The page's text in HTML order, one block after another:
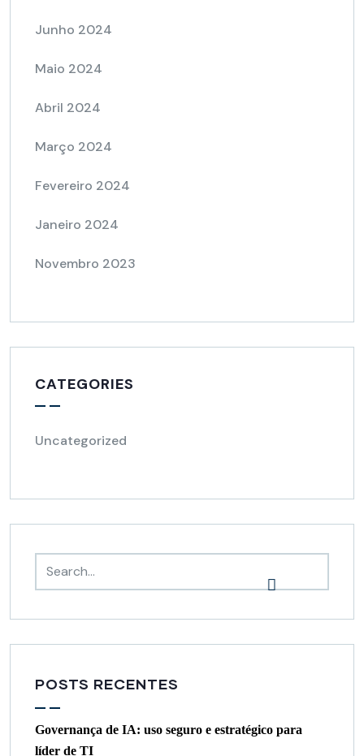
Junho 2024
Maio 2024
Abril 2024
Março 2024
Fevereiro 2024
Janeiro 2024
Novembro 2023
CATEGORIES
Uncategorized
POSTS RECENTES
Governança de IA: uso seguro e estratégico para
líder de TI